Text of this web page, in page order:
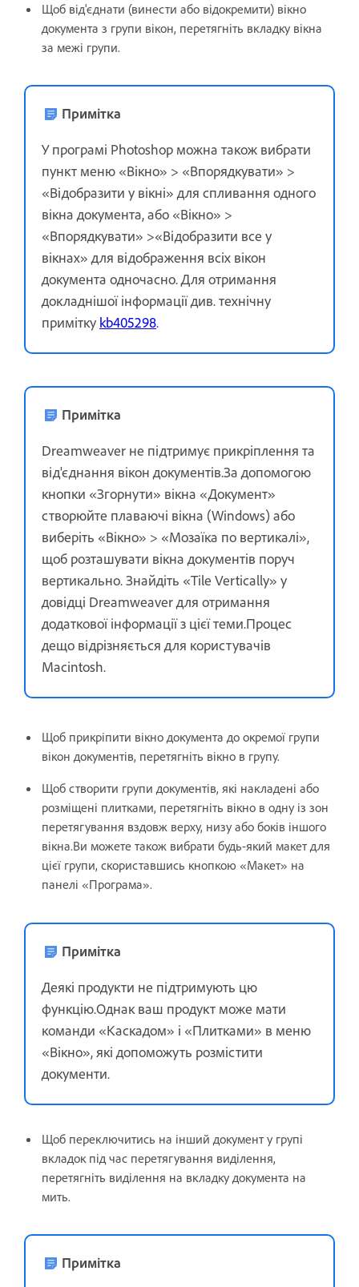
Щоб від'єднати (винести або відокремити) вікно
документа з групи вікон, перетягніть вкладку вікна
за межі групи.
Примітка
У програмі Photoshop можна також вибрати
пункт меню «Вікно» > «Впорядкувати» >
«Відобразити у вікні» для спливання одного
вікна документа, або «Вікно» >
«Впорядкувати» >«Відобразити все у
вікнах» для відображення всіх вікон
документа одночасно. Для отримання
докладнішої інформації див. технічну
примітку kb405298.
Примітка
Dreamweaver не підтримує прикріплення та
від'єднання вікон документів.За допомогою
кнопки «Згорнути» вікна «Документ»
створюйте плаваючі вікна (Windows) або
виберіть «Вікно» > «Мозаїка по вертикалі»,
щоб розташувати вікна документів поруч
вертикально. Знайдіть «Tile Vertically» у
довідці Dreamweaver для отримання
додаткової інформації з цієї теми.Процес
дещо відрізняється для користувачів
Macintosh.
Щоб прикріпити вікно документа до окремої групи
вікон документів, перетягніть вікно в групу.
Щоб створити групи документів, які накладені або
розміщені плитками, перетягніть вікно в одну із зон
перетягування вздовж верху, низу або боків іншого
вікна.Ви можете також вибрати будь-який макет для
цієї групи, скориставшись кнопкою «Макет» на
панелі «Програма».
Примітка
Деякі продукти не підтримують цю
функцію.Однак ваш продукт може мати
команди «Каскадом» і «Плитками» в меню
«Вікно», які допоможуть розмістити
документи.
Щоб переключитись на інший документ у групі
вкладок під час перетягування виділення,
перетягніть виділення на вкладку документа на
мить.
Примітка